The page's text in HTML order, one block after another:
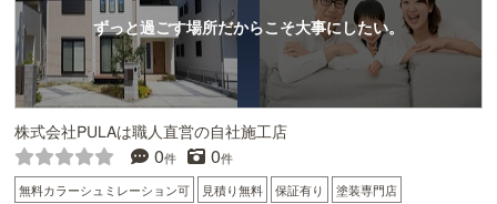
ずっと過ごす場所だからこそ大事にしたい。
株式会社PULAは職人直営の自社施工店
0件 0件
無料カラーシュミレーション可 見積り無料 保証有り 塗装専門店